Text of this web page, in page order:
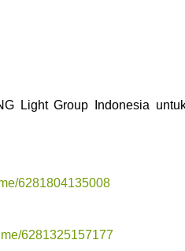
Light Group Indonesia
6281804135008
6281325157177